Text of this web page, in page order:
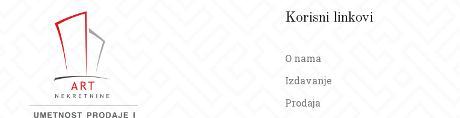
Korisni linkovi
O nama
Izdavanje
Prodaja